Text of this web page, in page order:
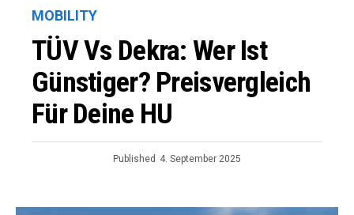
MOBILITY
TÜV Vs Dekra: Wer Ist
Günstiger? Preisvergleich
Für Deine HU
Published 4. September 2025